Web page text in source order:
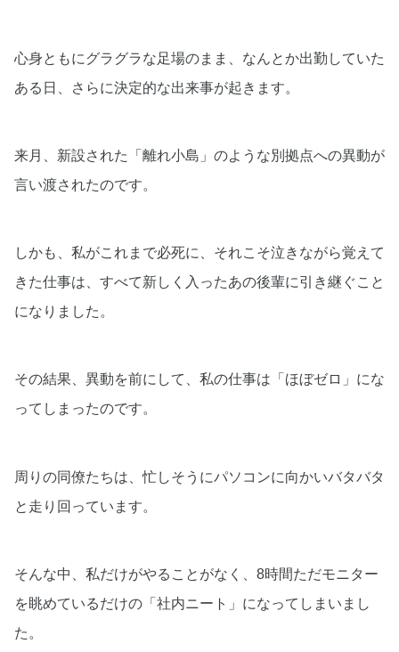
心身ともにグラグラな足場のまま、なんとか出勤していた
ある日、さらに決定的な出来事が起きます。
来月、新設された「離れ小島」のような別拠点への異動が
言い渡されたのです。
しかも、私がこれまで必死に、それこそ泣きながら覚えて
きた仕事は、すべて新しく入ったあの後輩に引き継ぐこと
になりました。
その結果、異動を前にして、私の仕事は「ほぼゼロ」にな
ってしまったのです。
周りの同僚たちは、忙しそうにパソコンに向かいバタバタ
と走り回っています。
そんな中、私だけがやることがなく、8時間ただモニター
を眺めているだけの「社内ニート」になってしまいまし
た。